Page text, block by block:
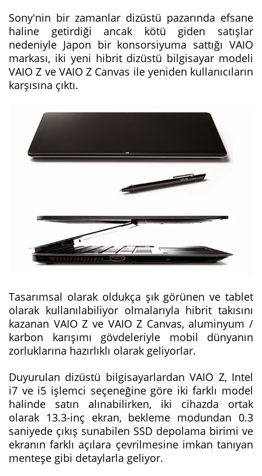
Sony'nin bir zamanlar dizüstü pazarında efsane
haline getirdiği ancak kötü giden satışlar
nedeniyle Japon bir konsorsiyuma sattığı VAIO
markası, iki yeni hibrit dizüstü bilgisayar modeli
VAIO Z ve VAIO Z Canvas ile yeniden kullanıcıların
karşısına çıktı.
Tasarımsal olarak oldukça şık görünen ve tablet
olarak kullanılabiliyor olmalarıyla hibrit takısını
kazanan VAIO Z ve VAIO Z Canvas, aluminyum /
karbon karışımı gövdeleriyle mobil dünyanın
zorluklarına hazırlıklı olarak geliyorlar.
Duyurulan dizüstü bilgisayarlardan VAIO Z, Intel
i7 ve i5 işlemci seçeneğine göre iki farklı model
halinde satın alınabilirken, iki cihazda ortak
olarak 13.3-inç ekran, bekleme modundan 0.3
saniyede çıkış sunabilen SSD depolama birimi ve
ekranın farklı açılara çevrilmesine imkan tanıyan
menteşe gibi detaylarla geliyor.